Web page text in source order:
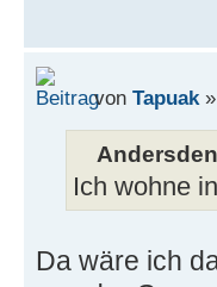
von Tapuak
Ich wohne
Da wäre ich